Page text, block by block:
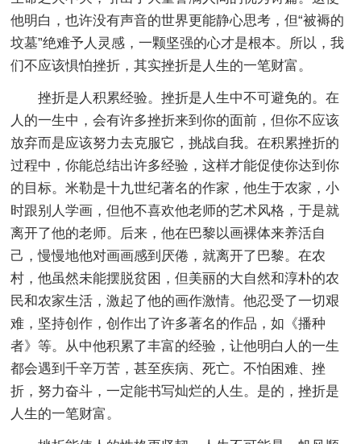
他明白，也许没有声音的世界更能静心思考，但“被褥的
坟墓”绝难予人灵感，一颗坚强的心才是根本。所以，我
们不应该惧怕挫折，其实挫折是人生的一笔财富。
挫折是人积累经验。挫折是人生中不可避免的。在
人的一生中，会有许多挫折来到你的面前，但你不应该
放弃而是应该努力去克服它，挑战自我。在积累挫折的
过程中，你能总结出许多经验，这样才能促使你达到你
的目标。米勒是十九世纪著名的作家，他生于农家，小
时跟别人学画，但他不喜欢他老师的艺术风格，于是就
离开了他的老师。后来，他在巴黎以画裸体来养活自
己，慢慢地他对画画感到厌倦，就离开了巴黎。在农
村，他虽然未能摆脱贫困，但美丽的大自然和淳朴的农
民和农家生活，激起了他的画作激情。他忍受了一切艰
难，坚持创作，创作出了许多著名的作品，如《播种
者》等。从中他积累了丰富的经验，让他明白人的一生
都会遇到千辛万苦，甚至疾病、死亡。不怕困难、挫
折，努力奋斗，一定能书写灿烂的人生。是的，挫折是
人生的一笔财富。